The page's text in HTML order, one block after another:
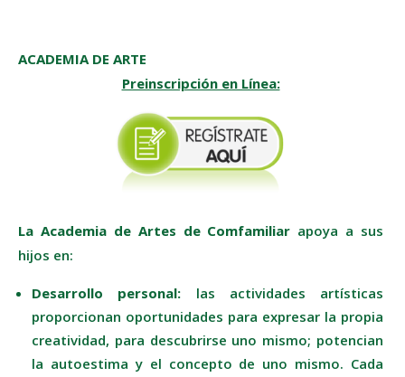
ACADEMIA DE ARTE
Preinscripción en Línea:
La Academia de Artes de Comfamiliar apoya a sus
hijos en:
Desarrollo personal: las actividades artísticas
proporcionan oportunidades para expresar la propia
creatividad, para descubrirse uno mismo; potencian
la autoestima y el concepto de uno mismo. Cada